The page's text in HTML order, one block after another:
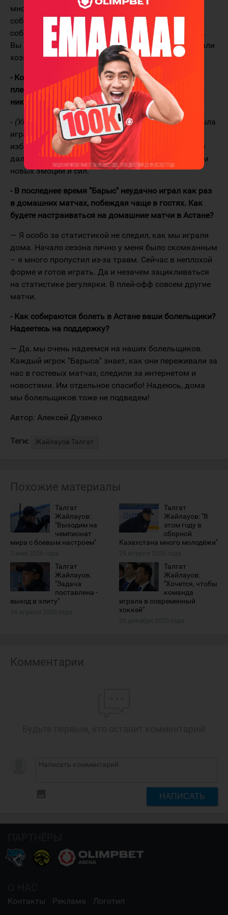
многие прочат "Металлургу" победу. Команда
собрана из опытных мастеров. Но и мы не
собираемся просто так отдавать игры без борьбы.
Вы видели, что мы и вчера временами переигрывали
хозяев. Но сегодня получилось выиграть.
- Команда собирается отметить первую победу в
плей-офф, ведь уже четвертый год "Барыс" не мог
никак выиграть хотя бы один матч?
- (Улыбается)Мы не думали об этом. Установка была
играть на результат. Хорошо, что впервые мы
избежали встречи с "Ак Барсом", который нам и не
дал ни одного шанса. Конечно, победа придаст нам
новых эмоций и сил.
- В последнее время "Барыс" неудачно играл как раз
в домашних матчах, побеждая чаще в гостях. Как
будете настраиваться на домашние матчи в Астане?
— Я особо за статистикой не следил, как мы играли
дома. Начало сезона лично у меня было скомканным
– я много пропустил из-за травм. Сейчас в неплохой
форме и готов играть. Да и незачем зацикливаться
на статистике регулярки. В плей-офф совсем другие
матчи.
- Как собираются болеть в Астане ваши болельщики?
Надеетесь на поддержку?
— Да, мы очень надеемся на наших болельщиков.
Каждый игрок "Барыса" знает, как они переживали за
нас в гостевых матчах, следили за интернетом и
новостями. Им отдельное спасибо! Надеюсь, дома
мы болельщиков тоже не подведем!
Автор: Алексей Дузенко
Теги: Жайлауов Талгат
Похожие материалы
Талгат
Жайлауов:
"Выходим на
чемпионат
мира с боевым настроем"
Талгат
Жайлауов: "В
этом году в
сборной
Казахстана много молодёжи"
Талгат
Жайлауов:
"Задача
поставлена -
выход в элиту"
Талгат
Жайлауов:
"Хочется, чтобы
команда
играла в современный
хоккей"
Комментарии
НАПИСАТЬ
Контакты Реклама Логотип